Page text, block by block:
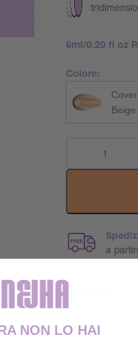
6ml/0.20 fl oz
Colore:
Beige
a
NON LO HAI